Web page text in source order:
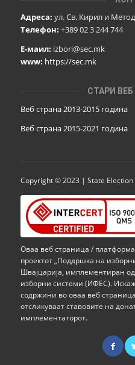
Адреса: ул. Св. Кирил и
Телефон: +389 02 3 244 744
Е-маил: izbori@sec.mk
www: https://sec.mk
СТАРИ
Веб страна 2013-2015 година
Веб страна 2015-2021 година
Copyright © 2023 | State Election
Оваа веб страница /
проектот „Поддршка на
Швајцарија, имплементиран
изборни системи (ИФЕС).
содржини во оваа веб
отсликуваат ставовите на
имплементаторот.